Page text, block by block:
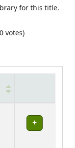
for this title.
votes)
below)